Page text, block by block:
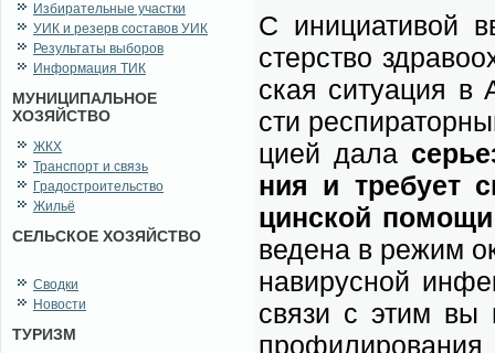
Избирательные участки
УИК и резерв составов УИК
Результаты выборов
Информация ТИК
МУНИЦИПАЛЬНОЕ
ХОЗЯЙСТВО
ЖКХ
Транспорт и связь
Градостроительство
Жильё
СЕЛЬСКОЕ ХОЗЯЙСТВО
Сводки
Новости
ТУРИЗМ
С ини­ци­а­ти­вой
стер­ство
ская си­ту­а­ция в
сти
ци­ей да­ла
ния и тре­бу­ет
цин­ской по­мо­щи
ве­де­на в ре­жим
на­ви­рус­ной
свя­зи с этим вы
про­фи­ли­ро­ва­ния